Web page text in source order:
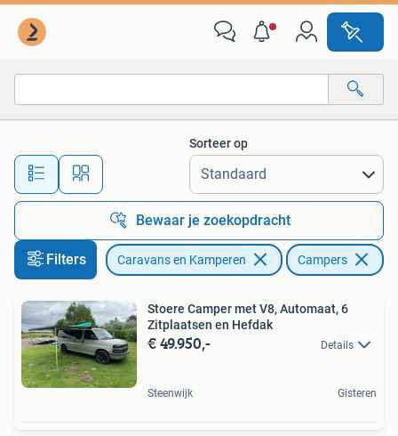
Alle afstanden…
Sorteer op
Bewaar je zoekopdracht
Filters Caravans en Kamperen Campers
Stoere Camper met V8, Automaat, 6
Zitplaatsen en Hefdak
€ 49.950,- Details
Steenwijk Gisteren